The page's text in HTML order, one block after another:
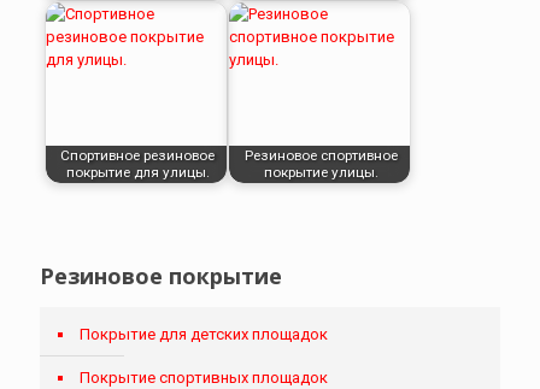
Спортивное резиновое
покрытие для улицы.
Резиновое спортивное
покрытие улицы.
Резиновое покрытие
Покрытие для детских площадок
Покрытие спортивных площадок